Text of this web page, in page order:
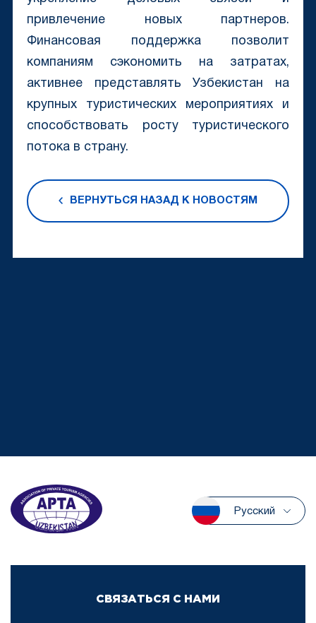
привлечение новых партнеров.
Финансовая поддержка позволит
компаниям сэкономить на затратах,
активнее представлять Узбекистан на
крупных туристических мероприятиях и
способствовать росту туристического
потока в страну.
ВЕРНУТЬСЯ НАЗАД К НОВОСТЯМ
Русский
СВЯЗАТЬСЯ С НАМИ